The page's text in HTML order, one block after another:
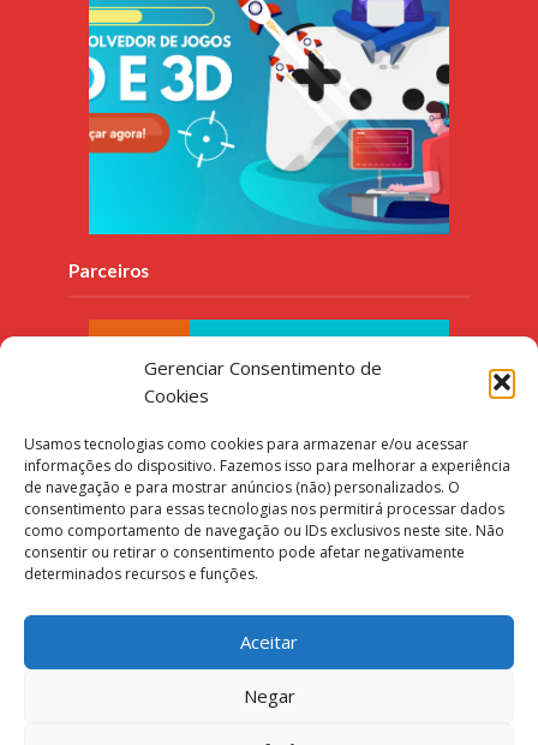
Gerenciar Consentimento de
Cookies
Usamos tecnologias como cookies para armazenar e/ou acessar
informações do dispositivo. Fazemos isso para melhorar a experiência
de navegação e para mostrar anúncios (não) personalizados. O
consentimento para essas tecnologias nos permitirá processar dados
como comportamento de navegação ou IDs exclusivos neste site. Não
consentir ou retirar o consentimento pode afetar negativamente
determinados recursos e funções.
Aceitar
Negar
Parceiros